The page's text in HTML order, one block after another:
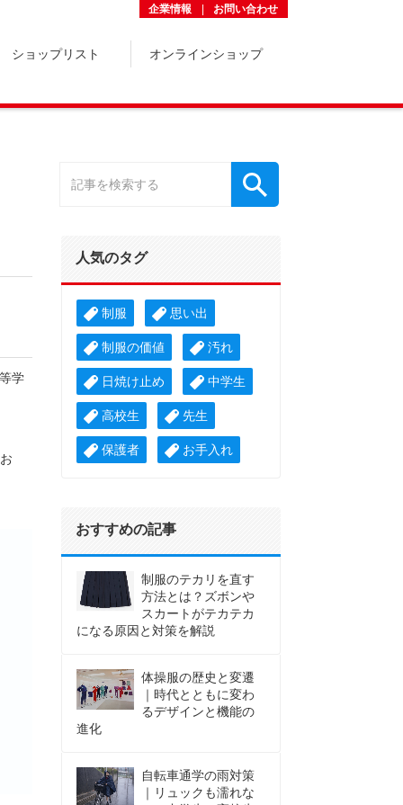
ショップリスト オンラインショップ
企業情報 お問い合わせ
学
人気のタグ
制服 思い出
制服の価値 汚れ
日焼け止め 中学生
高校生 先生
保護者 お手入れ
おすすめの記事
制服のテカリを直す
方法とは？ズボンや
スカートがテカテカ
になる原因と対策を解説
体操服の歴史と変遷
｜時代とともに変わ
るデザインと機能の
進化
自転車通学の雨対策
｜リュックも濡れな